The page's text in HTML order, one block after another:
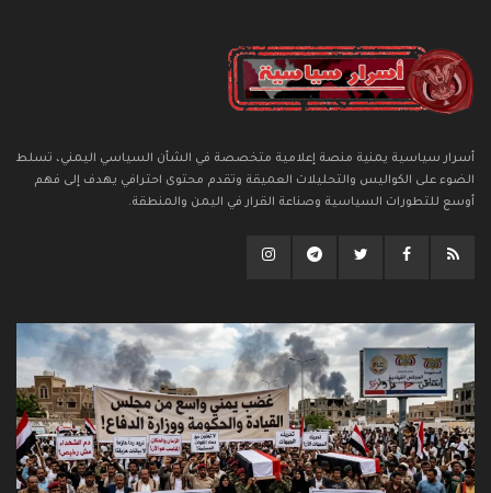
أسرار سياسية يمنية منصة إعلامية متخصصة في الشأن السياسي اليمني، تسلط
الضوء على الكواليس والتحليلات العميقة وتقدم محتوى احترافي يهدف إلى فهم
أوسع للتطورات السياسية وصناعة القرار في اليمن والمنطقة.